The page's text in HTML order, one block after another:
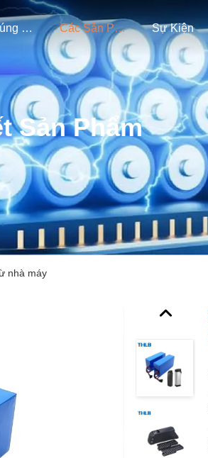
Về Chúng Tôi Các Sản Phẩm Sự Kiện
Sản Phẩm
nhà máy